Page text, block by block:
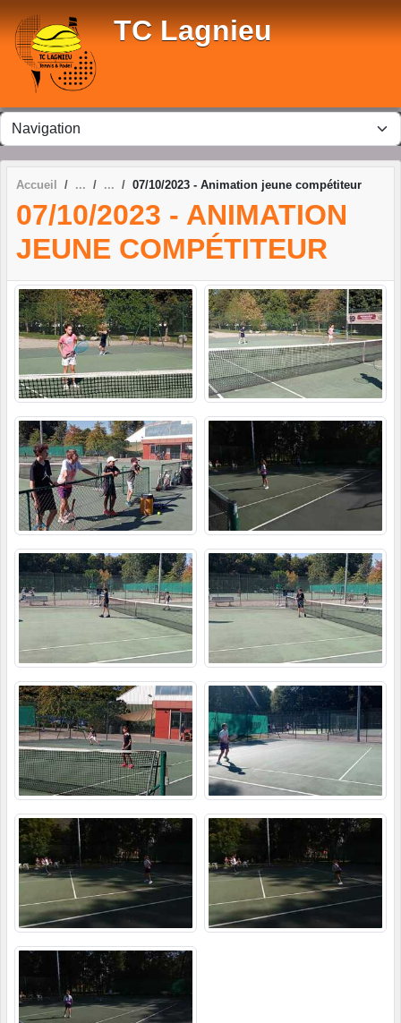
TC Lagnieu
Accueil 07/10/2023 - Animation jeune compétiteur
07/10/2023 - ANIMATION
JEUNE COMPÉTITEUR